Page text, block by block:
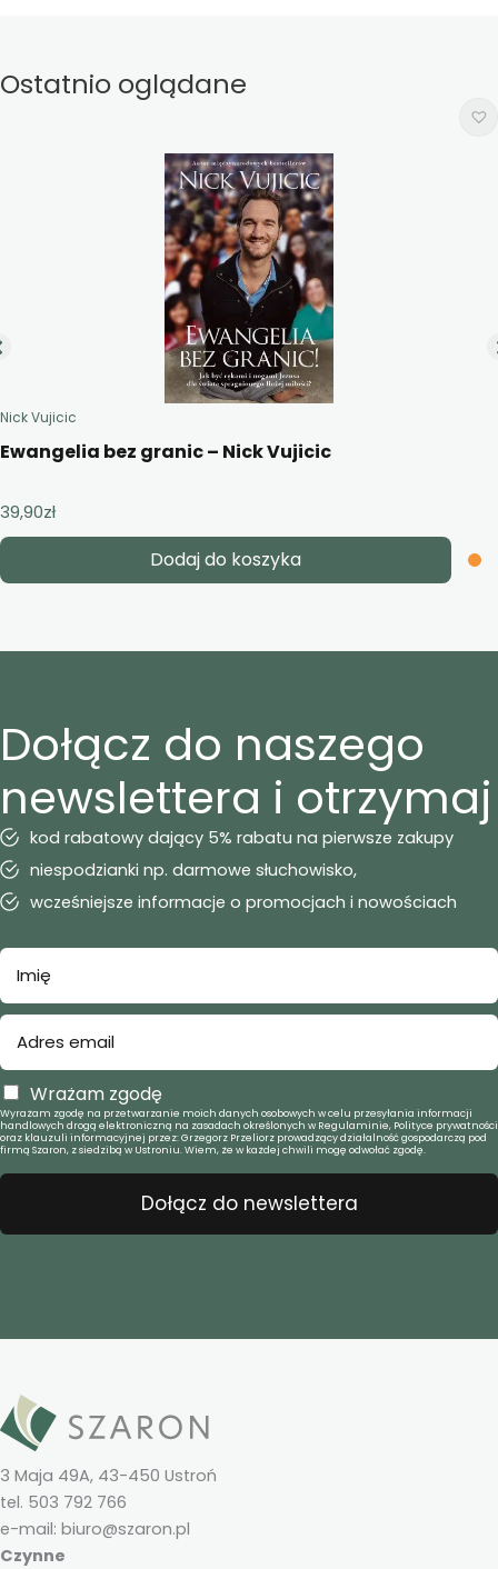
Ostatnio oglądane
Nick Vujicic
Ewangelia bez granic – Nick Vujicic
39,90zł
Dodaj do koszyka
Dołącz do naszego
newslettera i otrzymaj
kod rabatowy dający 5% rabatu na pierwsze zakupy
niespodzianki np. darmowe słuchowisko,
wcześniejsze informacje o promocjach i nowościach
Wrażam zgodę
Wyrażam zgodę na przetwarzanie moich danych osobowych w celu przesyłania informacji
handlowych drogą elektroniczną na zasadach określonych w Regulaminie, Polityce prywatności
oraz klauzuli informacyjnej przez: Grzegorz Przeliorz prowadzący działalność gospodarczą pod
firmą Szaron, z siedzibą w Ustroniu. Wiem, że w każdej chwili mogę odwołać zgodę.
Dołącz do newslettera
3 Maja 49A, 43-450 Ustroń
tel. 503 792 766
e-mail: biuro@szaron.pl
Czynne